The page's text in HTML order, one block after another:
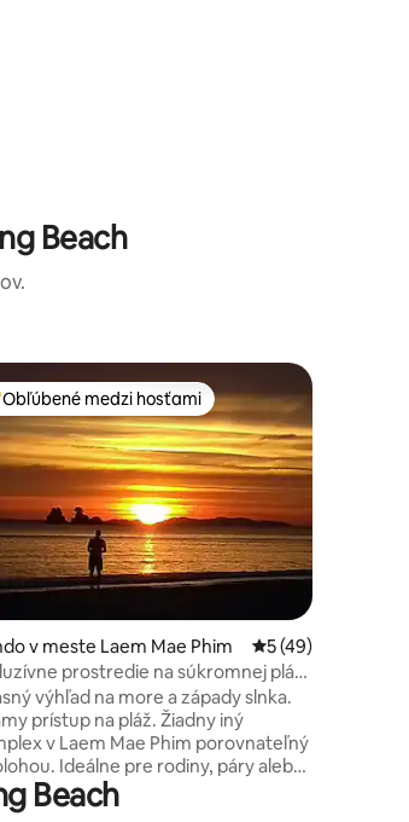
Beach
4,89 z 5, počet hodnotení: 9
medzi hosťami
Obľúbené medzi hosťami
v meste Laem Mae Phim Priemerné
5 (49)
prostredie na súkromnej pláži
skryté poplatky
výhľad na more a západy slnka.
prístup na pláž. Žiadny iný
v Laem Mae Phim porovnateľný
pre rodiny, páry alebo
cestovateľov. Na mieste pekáreň
skvelé jedlo súkromné záhrady
Beach